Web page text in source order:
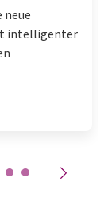
neue
intelligenter